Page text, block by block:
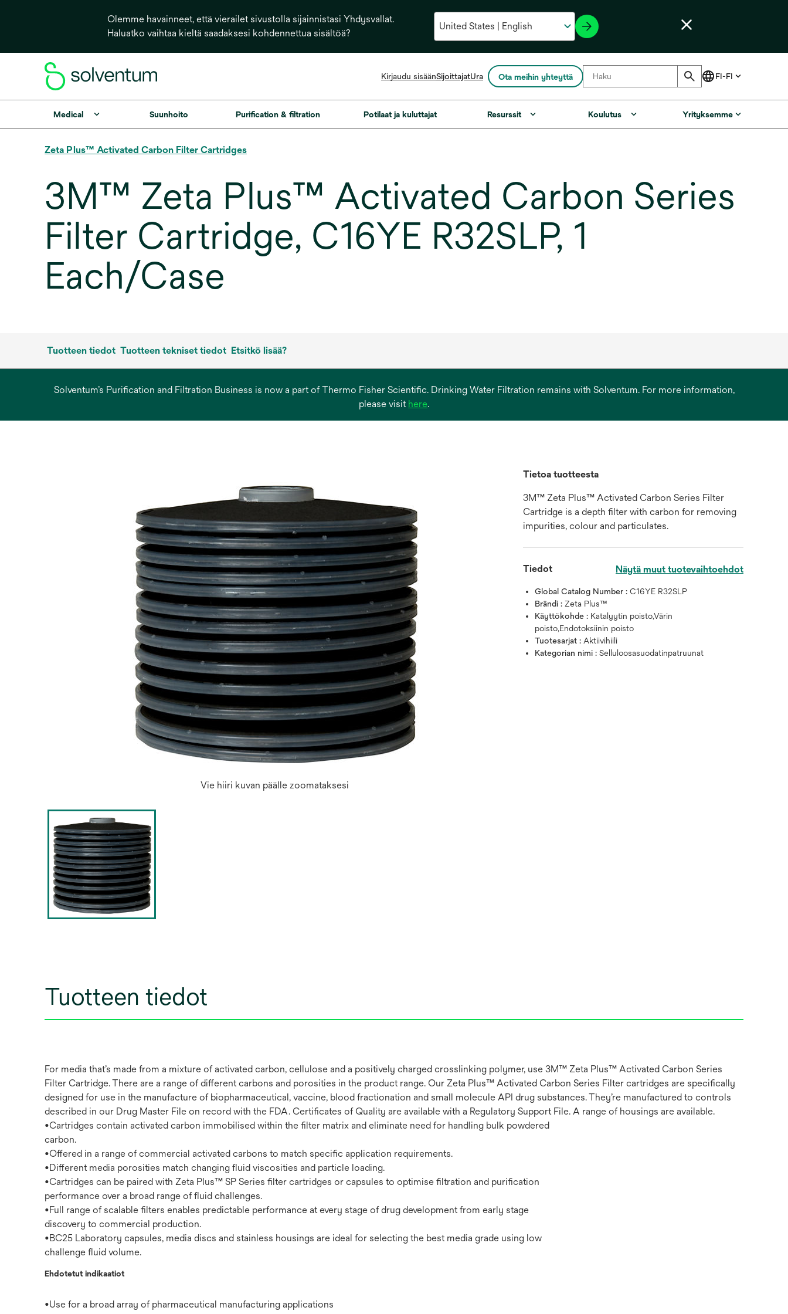
Olemme havainneet, että vierailet sivustolla sijainnistasi Yhdysvallat.
Haluatko vaihtaa kieltä saadaksesi kohdennettua sisältöä?
Kirjaudu sisäänSijoittajatopens
a
Ura Ota meihin yhteyttä
Medical Suunhoito Purification & filtration Potilaat ja kuluttajat Resurssit Koulutus Yrityksemme
Zeta Plus™ Activated Carbon Filter Cartridges
3M™ Zeta Plus™ Activated Carbon Series
Filter Cartridge, C16YE R32SLP, 1
Each/Case
Tuotteen tiedot Tuotteen tekniset tiedot Etsitkö lisää?
Solventum’s Purification and Filtration Business is now a part of Thermo Fisher Scientific. Drinking Water Filtration remains with Solventum. For more information,
please visit hereopens
.
Vie hiiri kuvan päälle zoomataksesi
Tietoa tuotteesta
3M™ Zeta Plus™ Activated Carbon Series Filter
Cartridge is a depth filter with carbon for removing
impurities, colour and particulates.
Tiedot Näytä muut tuotevaihtoehdot
Global Catalog Number :C16YE R32SLP
Brändi :Zeta Plus™
Käyttökohde : Katalyytin poisto,Värin
poisto,Endotoksiinin poisto
Tuotesarjat : Aktiivihiili
Kategorian nimi :Selluloosasuodatinpatruunat
Tuotteen tiedot
For media that’s made from a mixture of activated carbon, cellulose and a positively charged crosslinking polymer, use 3M™ Zeta Plus™ Activated Carbon Series
Filter Cartridge. There are a range of different carbons and porosities in the product range. Our Zeta Plus™ Activated Carbon Series Filter cartridges are specifically
designed for use in the manufacture of biopharmaceutical, vaccine, blood fractionation and small molecule API drug substances. They’re manufactured to controls
described in our Drug Master File on record with the FDA. Certificates of Quality are available with a Regulatory Support File. A range of housings are available.
•Cartridges contain activated carbon immobilised within the filter matrix and eliminate need for handling bulk powdered
carbon.
•Offered in a range of commercial activated carbons to match specific application requirements.
•Different media porosities match changing fluid viscosities and particle loading.
•Cartridges can be paired with Zeta Plus™ SP Series filter cartridges or capsules to optimise filtration and purification
performance over a broad range of fluid challenges.
•Full range of scalable filters enables predictable performance at every stage of drug development from early stage
discovery to commercial production.
•BC25 Laboratory capsules, media discs and stainless housings are ideal for selecting the best media grade using low
challenge fluid volume.
Ehdotetut indikaatiot
•Use for a broad array of pharmaceutical manufacturing applications